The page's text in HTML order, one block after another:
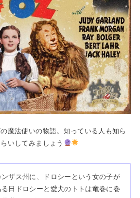
魔法使いの物語。知っている人も知ら
いしてみましょう
ザス州に、ドロシーという女の子が
日ドロシーと愛犬のトトは竜巻に巻